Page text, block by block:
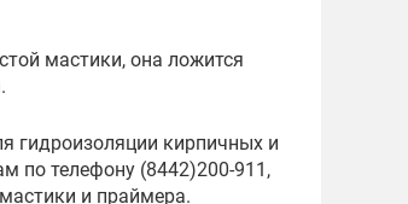
мастики, она ложится
гидроизоляции кирпичных и
по телефону (8442)200-911,
и праймера.